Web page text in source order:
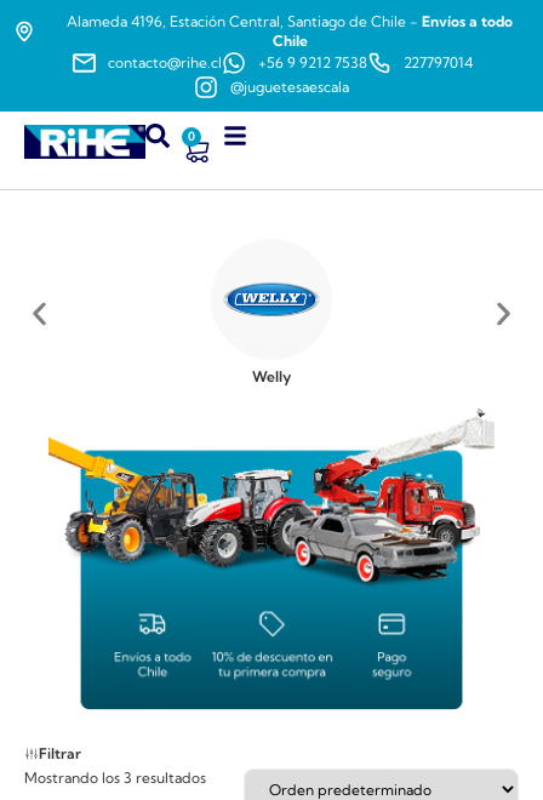
Alameda 4196, Estación Central, Santiago de Chile - Envíos a todo
Chile
contacto@rihe.cl
+56 9 9212 7538
227797014
@juguetesaescala
0
Welly
Filtrar
Mostrando los 3 resultados